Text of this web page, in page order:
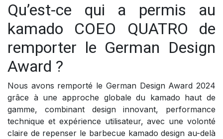
Qu’est-ce qui a permis au
kamado COEO QUATRO de
remporter le German Design
Award ?
Nous avons remporté le German Design Award 2024
grâce à une approche globale du kamado haut de
gamme, combinant design innovant, performance
technique et expérience utilisateur, avec une volonté
claire de repenser le barbecue kamado design au-delà